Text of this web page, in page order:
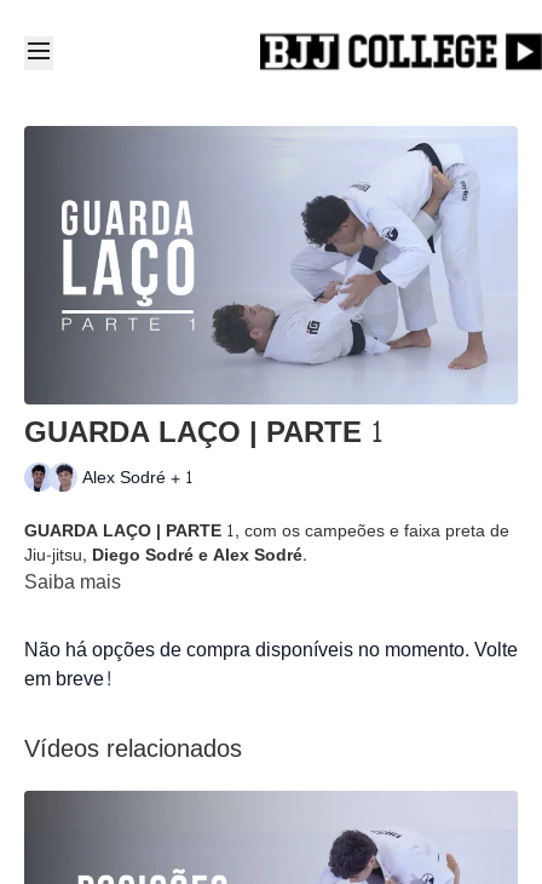
GUARDA LAÇO | PARTE 1
Alex Sodré + 1
GUARDA LAÇO | PARTE 1, com os campeões e faixa preta de
Jiu-jitsu, Diego Sodré e Alex Sodré.
Saiba mais
Não há opções de compra disponíveis no momento. Volte
em breve!
Vídeos relacionados